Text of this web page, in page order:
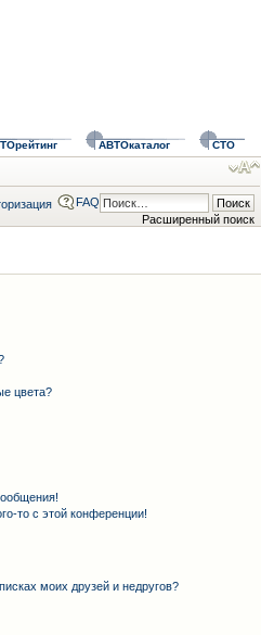
АВТОкаталог СТО
Расширенный поиск
FAQ
цвета?
то с этой конференции!
моих друзей и недругов?